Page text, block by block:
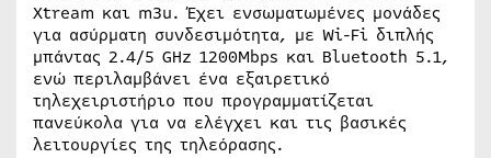
Xtream και m3u. Έχει ενσωματωμένες μονάδες
για ασύρματη συνδεσιμότητα, με Wi-Fi διπλής
μπάντας 2.4/5 GHz 1200Mbps και Bluetooth 5.1,
ενώ περιλαμβάνει ένα εξαιρετικό
τηλεχειριστήριο που προγραμματίζεται
πανεύκολα για να ελέγχει και τις βασικές
λειτουργίες της τηλεόρασης.